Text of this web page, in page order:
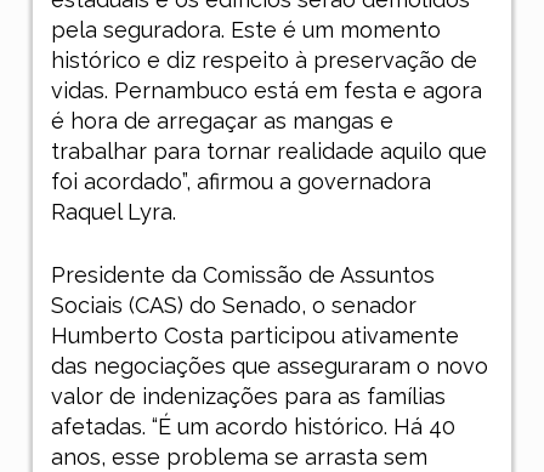
pela seguradora. Este é um momento
histórico e diz respeito à preservação de
vidas. Pernambuco está em festa e agora
é hora de arregaçar as mangas e
trabalhar para tornar realidade aquilo que
foi acordado”, afirmou a governadora
Raquel Lyra.
Presidente da Comissão de Assuntos
Sociais (CAS) do Senado, o senador
Humberto Costa participou ativamente
das negociações que asseguraram o novo
valor de indenizações para as famílias
afetadas. “É um acordo histórico. Há 40
anos, esse problema se arrasta sem